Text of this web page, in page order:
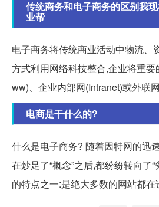
传统商务和电子商务的区别我
业帮
电子商务将传统商业活动中物流、
方式利用网络科技整合,企业将重
ww)、企业内部网(Intranet)或外联网
电商是干什么的?
什么是电子商务? 随着因特网的迅
在炒足了“概念”之后,都纷纷转向了“
的特点之一:是绝大多数的网站都在